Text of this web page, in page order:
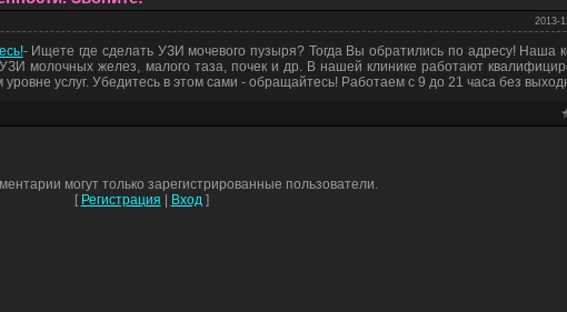
2013-
- Ищете где сделать УЗИ мочевого пузыря? Тогда Вы обратились по адресу! Наша
УЗИ молочных желез, малого таза, почек и др. В нашей клинике работают
услуг. Убедитесь в этом сами - обращайтесь! Работаем с 9 до 21 часа без
могут только зарегистрированные пользователи.
[ Регистрация | Вход ]